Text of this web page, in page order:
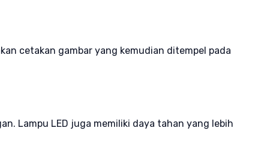
cetakan gambar yang kemudian ditempel pada
Lampu LED juga memiliki daya tahan yang lebih